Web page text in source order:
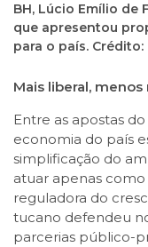
BH, Lúcio Emílio de
que apresentou
para o país.
Mais liberal,
Entre as apostas
economia do país
simplificação do
atuar apenas
reguladora do
tucano defendeu
parcerias público-